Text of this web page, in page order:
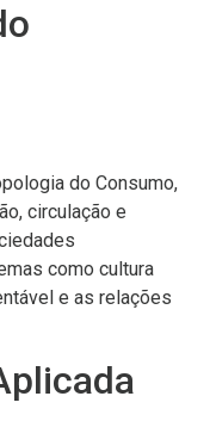
do Consumo,
circulação e
como cultura
e as relações